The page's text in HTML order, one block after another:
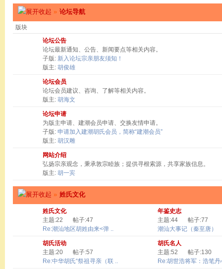
» 论坛导航
版块
论坛公告
论坛最新通知、公告、新闻要点等相关内容。
子版: 新入论坛宗亲朋友须知！
版主: 胡俊雄
论坛会员
论坛会员建议、咨询、了解等相关内容。
版主: 胡海文
论坛申请
为版主申请、建潮会员申请、交换友情申请。
子版: 申请加入建潮胡氏会员，简称“建潮会员”
版主: 胡汉雕
网站介绍
弘扬宗亲观念，秉承敦宗睦族；提供寻根索源，共享家族信息。
版主: 胡一宾
» 姓氏文化
姓氏文化
主题:22
帖子:47
Re:潮汕地区胡姓由来<弹 ..
年鉴史志
主题:44
帖子:77
潮汕大事记（秦至唐）
胡氏活动
主题:20
帖子:57
Re:中华胡氏“祭祖寻亲（联 ..
胡氏名人
主题:52
帖子:130
Re:胡世浩将军：浩笔丹